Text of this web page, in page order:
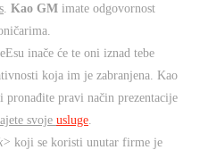
.Kao GM imate odgovornost
inače će te oni iznad tebe
koja im je zabranjena. Kao
pronađite pravi način prezentacije
svojeusluge
koji se koristi unutar firme je